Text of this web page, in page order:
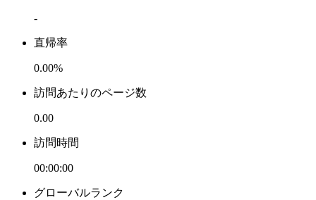
-
直帰率
0.00%
訪問あたりのページ数
0.00
訪問時間
00:00:00
グローバルランク